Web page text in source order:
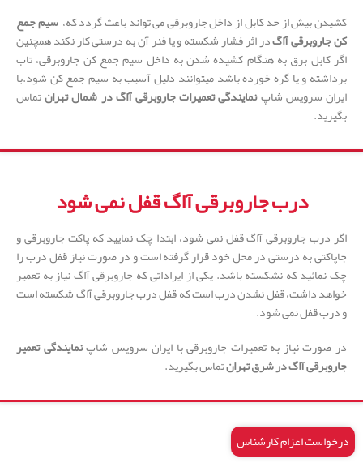
کشیدن بیش از حد کابل از داخل جاروبرقی می تواند باعث گردد که،سیم جمع
کن جاروبرقی آاگدر اثر فشار شکسته و یا فنر آن به درستی کار نکند همچنین
اگر کابل برق به هنگام کشیده شدن به داخل سیم جمع کن جاروبرقی، تاب
برداشته و یا گره خورده باشد میتوانند دلیل آسیب به سیم جمع کن شود.با
ایران سرویس شاپنمایندگی تعمیرات جاروبرقی آاگ در شمال تهرانتماس
بگیرید.
درب جاروبرقی آاگ قفل نمی شود
اگر درب جاروبرقی آاگ قفل نمی شود، ابتدا چک نمایید که پاکت جاروبرقی و
جاپاکتی به درستی در محل خود قرار گرفته است و در صورت نیاز قفل درب را
چک نمائید که نشکسته باشد. یکی از ایراداتی که جاروبرقی آاگ نیاز به تعمیر
خواهد داشت، قفل نشدن درب است که قفل درب جاروبرقی آاگ شکسته است
و درب قفل نمی شود.
در صورت نیاز به تعمیرات جاروبرقی با ایران سرویس شاپنمایندگی تعمیر
جاروبرقی آاگ در شرق تهرانتماس بگیرید.
درخواست اعزام کارشناس